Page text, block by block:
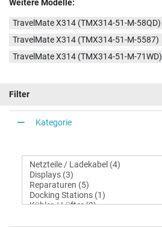
Weitere Modelle:
TravelMate X314 (TMX314-51-M-58QD)
TravelMate X314 (TMX314-51-M-5587)
TravelMate X314 (TMX314-51-M-71WD)
Filter
Kategorie